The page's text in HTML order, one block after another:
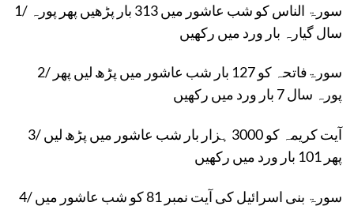
1/ سورۃ الناس کو شب عاشور میں 313 بار پڑھیں پھر پورہ
سال گیارہ بار ورد میں رکھیں
2/ سورۃفاتحہ کو 127 بار شب عاشور میں پڑھ لیں پھر
پورہ سال 7 بار ورد میں رکھیں
3/ آیت کریمہ کو 3000 ہزار بار شب عاشور میں پڑھ لیں
پھر 101 بار ورد میں رکھیں
4/ سورۃ بنی اسرائیل کی آیت نمبر 81 کو شب عاشور میں